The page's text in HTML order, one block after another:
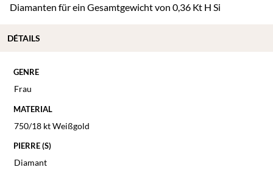
Diamanten für ein Gesamtgewichtvon 0,36 Kt H Si
GENRE
Frau
MATERIAL
750/18 kt Weißgold
PIERRE (S)
Diamant
DÉTAILS